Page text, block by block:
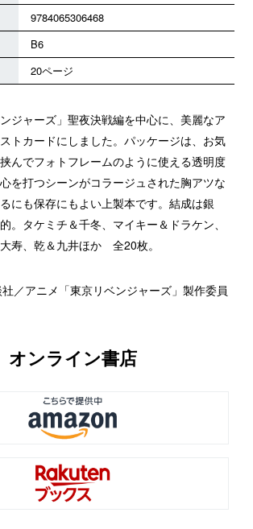
9784065306468
B6
20ページ
ジャーズ」聖夜決戦編を中心に、美麗なア
トカードにしました。パッケージは、お気
んでフォトフレームのように使える透明度
を打つシーンがコラージュされた胸アツな
にも保存にもよい上製本です。結成は銀
。タケミチ＆千冬、マイキー＆ドラケン、
寿、乾＆九井ほか 全20枚。
／アニメ「東京リベンジャーズ」製作委員
オンライン書店